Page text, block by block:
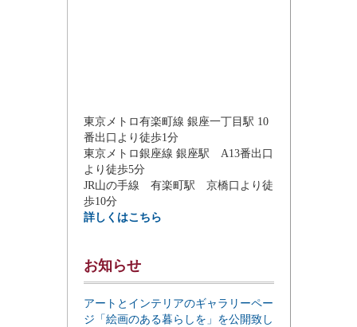
東京メトロ有楽町線 銀座一丁目駅 10
番出口より徒歩1分
東京メトロ銀座線 銀座駅 A13番出口
より徒歩5分
JR山の手線 有楽町駅 京橋口より徒
歩10分
詳しくはこちら
お知らせ
アートとインテリアのギャラリーペー
ジ「絵画のある暮らしを」を公開致し